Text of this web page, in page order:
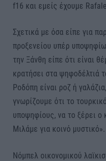
f16 και εμείς έχουμε
Σχετικά με όσα είπε για
προξενείου υπέρ
την Ξάνθη είπε ότι είναι
κρατήσει στα ψηφοδέλτιά
Ροδόπη είναι ροζ ή
γνωρίζουμε ότι το
υποψηφίους, να το ξέρει ο
Μιλάμε για κοινό μυστικό».
Νόμπελ οικονομικού